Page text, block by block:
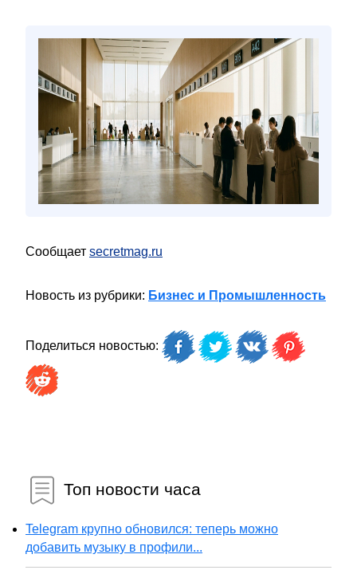
Сообщает secretmag.ru
Новость из рубрики: Бизнес и Промышленность
Поделиться новостью:
Топ новости часа
Telegram крупно обновился: теперь можно
добавить музыку в профили...